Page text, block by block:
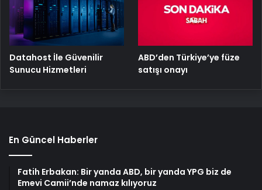
Datahost İle Güvenilir
Sunucu Hizmetleri
ABD’den Türkiye’ye füze
satışı onayı
En Güncel Haberler
Fatih Erbakan: Bir yanda ABD, bir yanda YPG biz de
Emevi Camii’nde namaz kılıyoruz